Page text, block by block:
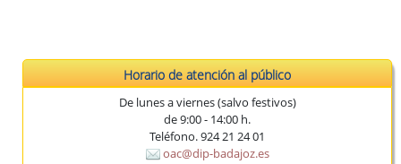
Horario de atención al público
De lunes a viernes (salvo festivos)
de 9:00 - 14:00 h.
Teléfono. 924 21 24 01
oac@dip-badajoz.es